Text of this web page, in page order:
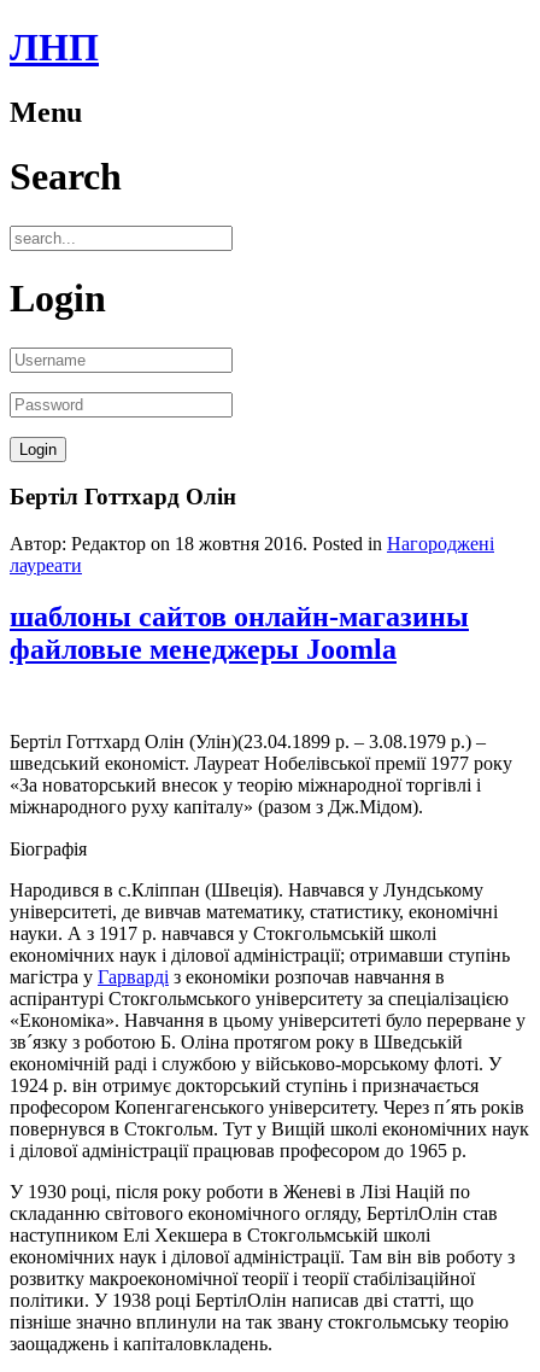
ЛНП
Menu
Search
Login
Бертіл Готтхард Олін
Автор: Редактор on 18 жовтня 2016. Posted in Нагороджені
лауреати
шаблоны сайтов онлайн-магазины
файловые менеджеры Joomla
Бертіл Готтхард Олін (Улін)(23.04.1899 р. – 3.08.1979 р.) –
шведський економіст. Лауреат Нобелівської премії 1977 року
«За новаторський внесок у теорію міжнародної торгівлі і
міжнародного руху капіталу» (разом з Дж.Мідом).
Біографія
Народився в с.Кліппан (Швеція). Навчався у Лундському
університеті, де вивчав математику, статистику, економічні
науки. А з 1917 р. навчався у Стокгольмській школі
економічних наук і ділової адміністрації; отримавши ступінь
магістра у Гарварді з економіки розпочав навчання в
аспірантурі Стокгольмського університету за спеціалізацією
«Економіка». Навчання в цьому університеті було перерване у
зв´язку з роботою Б. Оліна протягом року в Шведській
економічній раді і службою у військово-морському флоті. У
1924 р. він отримує докторський ступінь і призначається
професором Копенгагенського університету. Через п´ять років
повернувся в Стокгольм. Тут у Вищій школі економічних наук
і ділової адміністрації працював професором до 1965 р.
У 1930 році, після року роботи в Женеві в Лізі Націй по
складанню світового економічного огляду, БертілОлін став
наступником Елі Хекшера в Стокгольмській школі
економічних наук і ділової адміністрації. Там він вів роботу з
розвитку макроекономічної теорії і теорії стабілізаційної
політики. У 1938 році БертілОлін написав дві статті, що
пізніше значно вплинули на так звану стокгольмську теорію
заощаджень і капіталовкладень.